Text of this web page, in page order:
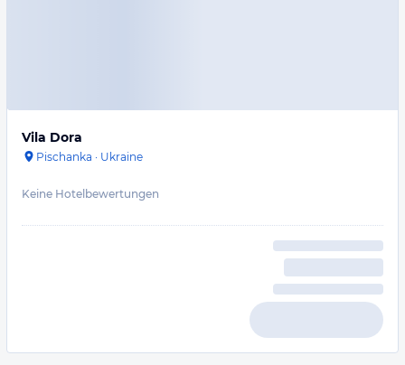
Vila Dora
Pischanka · Ukraine
Keine Hotelbewertungen